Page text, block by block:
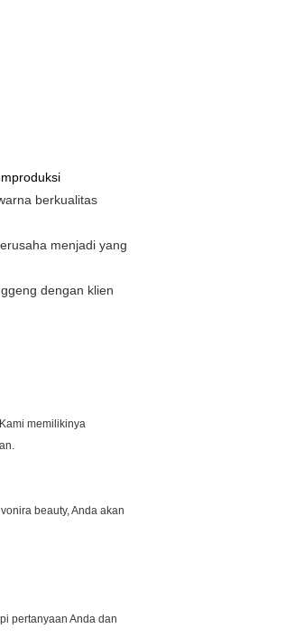
berkualitas
menjadi yang
dengan klien
memilikinya
beauty, Anda akan
pertanyaan Anda dan